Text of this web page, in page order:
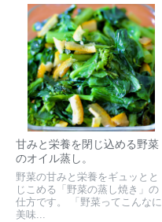
甘みと栄養を閉じ込める野菜
のオイル蒸し。
野菜の甘みと栄養をギュッとと
じこめる「野菜の蒸し焼き」の
仕方です。 「野菜ってこんなに
美味...